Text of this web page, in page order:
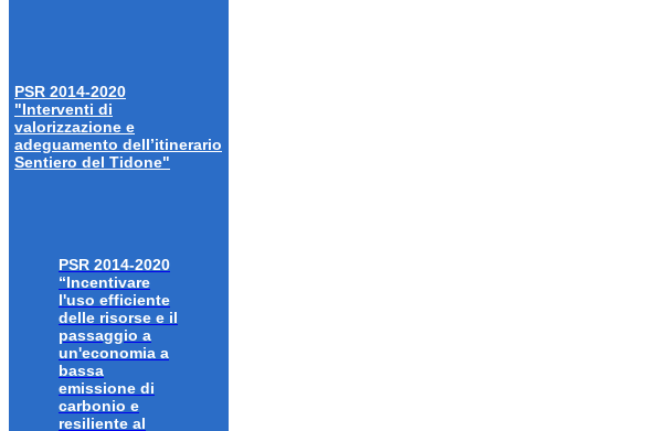
PSR 2014-2020
"Interventi di
valorizzazione e
adeguamento dell’itinerario
Sentiero del Tidone"
PSR 2014-2020
“Incentivare
l'uso efficiente
delle risorse e il
passaggio a
un'economia a
bassa
emissione di
carbonio e
resiliente al